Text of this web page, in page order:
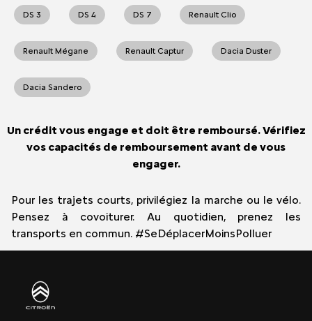
DS 3 DS 4 DS 7 Renault Clio
Renault Mégane Renault Captur Dacia Duster
Dacia Sandero
Un crédit vous engage et doit être remboursé. Vérifiez
vos capacités de remboursement avant de vous
engager.
Pour les trajets courts, privilégiez la marche ou le vélo.
Pensez à covoiturer. Au quotidien, prenez les
transports en commun. #SeDéplacerMoinsPolluer